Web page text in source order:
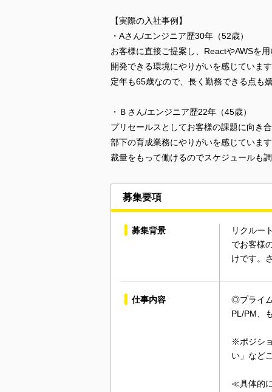
【実際の入社事例】
・Aさん/エンジニア歴30年（52歳）
お客様に直接ご提案し、ReactやAWSを
開発できる環境にやりがいを感じていま
定年も65歳なので、長く勤務できる点も
・Ｂさん/エンジニア歴22年（45歳）
プリセールスとしてお客様の課題に向き
部下の育成業務にやりがいを感じていま
裁量をもって働けるのでスケジュールも
募集要項
募集背景
リクルー
でお客様
けです。
仕事内容
◎プライ
PL/PM、
※ポジシ
い」など
≪具体的